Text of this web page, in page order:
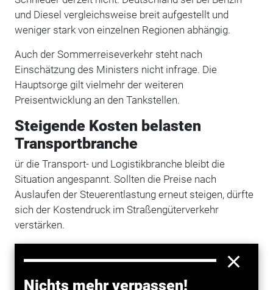
Nichts mehr verpassen!
und Diesel vergleichsweise breit aufgestellt und
weniger stark von einzelnen Regionen abhängig.
Auch der Sommerreiseverkehr steht nach
Einschätzung des Ministers nicht infrage. Die
Hauptsorge gilt vielmehr der weiteren
Preisentwicklung an den Tankstellen.
Steigende Kosten belasten
Transportbranche
ür die Transport- und Logistikbranche bleibt die
Situation angespannt. Sollten die Preise nach
Auslaufen der Steuerentlastung erneut steigen, dürfte
sich der Kostendruck im Straßengüterverkehr
verstärken.
Transportkosten sind, könnten höhere Preise zeitnah
auf Frachtraten und Verbraucherpreise